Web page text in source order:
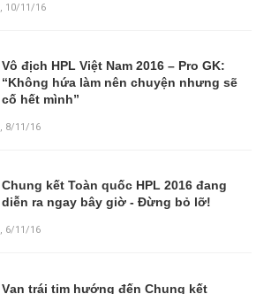
, 10/11/16
Vô địch HPL Việt Nam 2016 – Pro GK:
“Không hứa làm nên chuyện nhưng sẽ
cố hết mình”
, 8/11/16
Chung kết Toàn quốc HPL 2016 đang
diễn ra ngay bây giờ - Đừng bỏ lỡ!
, 6/11/16
Vạn trái tim hướng đến Chung kết